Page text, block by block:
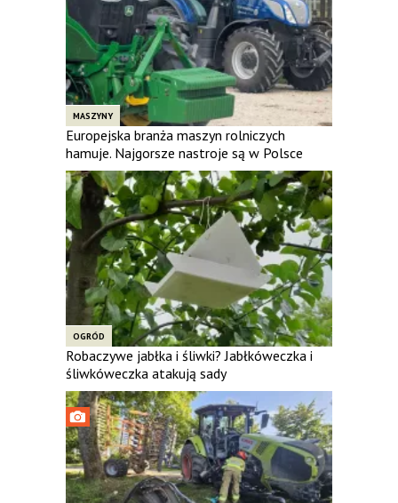
MASZYNY
Europejska branża maszyn rolniczych
hamuje. Najgorsze nastroje są w Polsce
OGRÓD
Robaczywe jabłka i śliwki? Jabłkóweczka i
śliwkóweczka atakują sady